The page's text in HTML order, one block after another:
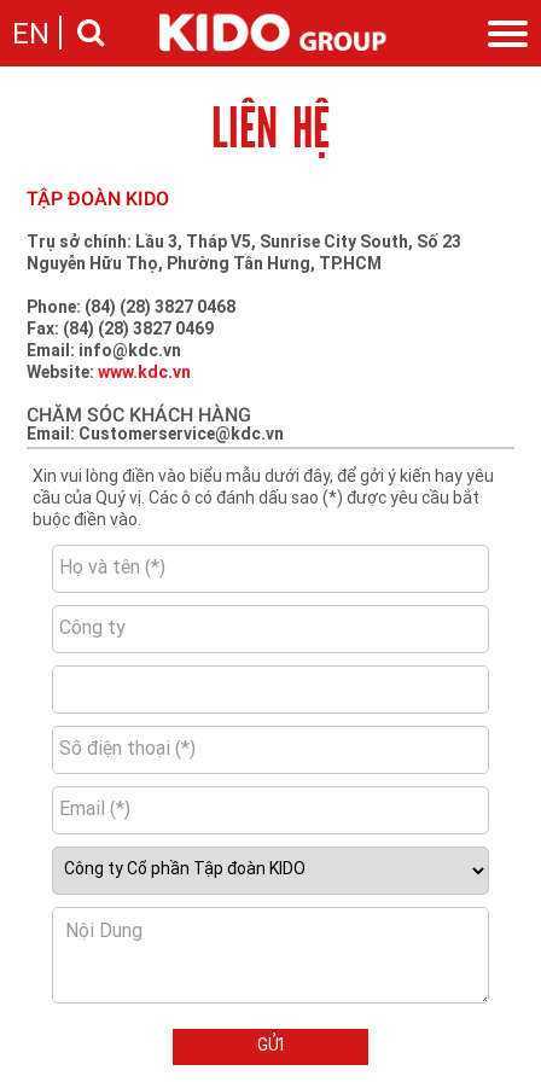
EN
Cam kết của KIDO
Nhà sáng lập
Ngành dầu
Ngành bánh
Tin tức
Tin tức & sự kiện
Thông cáo báo chí của tập đoàn
Nhà đầu tư
Thông điệp
Ban điều hành
Báo cáo
Thông tin cổ phần
Các công ty thành viên
Liên hệ
Nghề nghiệp
Giới thiệu
LIÊN HỆ
TẬP ĐOÀN KIDO
Trụ sở chính: Lầu 3, Tháp V5, Sunrise City South, Số 23
Nguyễn Hữu Thọ, Phường Tân Hưng, TP.HCM
Phone: (84) (28) 3827 0468
Fax: (84) (28) 3827 0469
Email: info@kdc.vn
Website:www.kdc.vn
CHĂM SÓC KHÁCH HÀNG
Email: Customerservice@kdc.vn
Xin vui lòng điền vào biểu mẫu dưới đây, để gởi ý kiến hay yêu
cầu của Quý vị. Các ô có đánh dấu sao (*) được yêu cầu bắt
buộc điền vào.